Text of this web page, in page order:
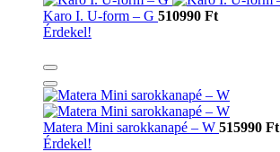
Karo I. U-form – G 510990 Ft
Érdekel!
Matera Mini sarokkanapé – W 515990 Ft
Érdekel!